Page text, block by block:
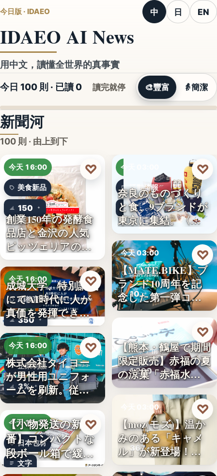
今日版 · IDAEO 中 日 EN
IDAEO AI News
用中文，讀懂全世界的真事實
今日 100 則 · 已讀 0 讀完就停 🎨豐富 👵簡潔
新聞河
100 則 · 由上到下
今天 16:00
美食新品
150
創業150年の発酵食
品店と金沢の人気
ピッツェリアのコ
ラボ…
♡
今天 16:00
AI教育
350
成城大学、特別講義
にてAI時代に人が
真価を発揮できる
理由…
♡
今天 16:00
企業制服
3%
株式会社タイヨー
が男性用ユニフォ
ームを刷新。従来
の男女兼…
♡
今天 15:10
日本包材
文字
【小物発送の新定
番】コンパクトな
段ボール箱で緩衝
材の節約…
♡
今天 03:00
活動情報
9
奈良のものづくり
と食、9ブランドが
東京に集結。〈…
♡
今天 03:00
品牌活動
10
【MATE.BIKE】ブ
ランド10周年を記
念した第一弾コ…
♡
今天 03:00
和菓子情報
1,200
【熊本・鶴屋で期間
限定販売】赤福の夏
の涼菓「赤福水よ
うか…
♡
今天 03:00
新品情報
367
【moz(モズ)】温か
みのある「キャメ
ル」が新登場！毎
日…
♡